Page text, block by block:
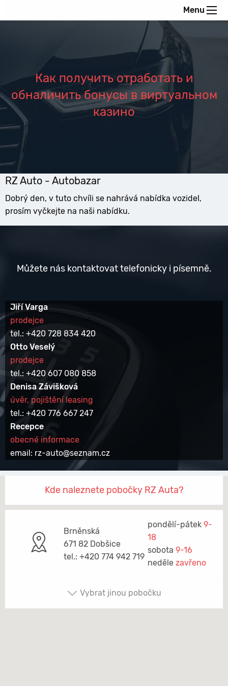
Menu
Как получить отработать и
обналичить бонусы в виртуальном
казино
RZ Auto - Autobazar
Dobrý den, v tuto chvíli se nahrává nabídka vozidel,
prosím vyčkejte na naši nabídku.
Můžete nás kontaktovat telefonicky i písemně.
Jiří Varga
prodejce
tel.: +420 728 834 420
Otto Veselý
prodejce
tel.: +420 607 080 858
Denisa Závišková
úvěr, pojištění leasing
tel.: +420 776 667 247
Recepce
obecné informace
email: rz-auto@seznam.cz
Kde naleznete pobočky RZ Auta?
Brněnská
671 82 Dobšice
tel.: +420 774 942 719
pondělí-pátek 9-
18
sobota 9-16
neděle zavřeno
Vybrat jinou pobočku